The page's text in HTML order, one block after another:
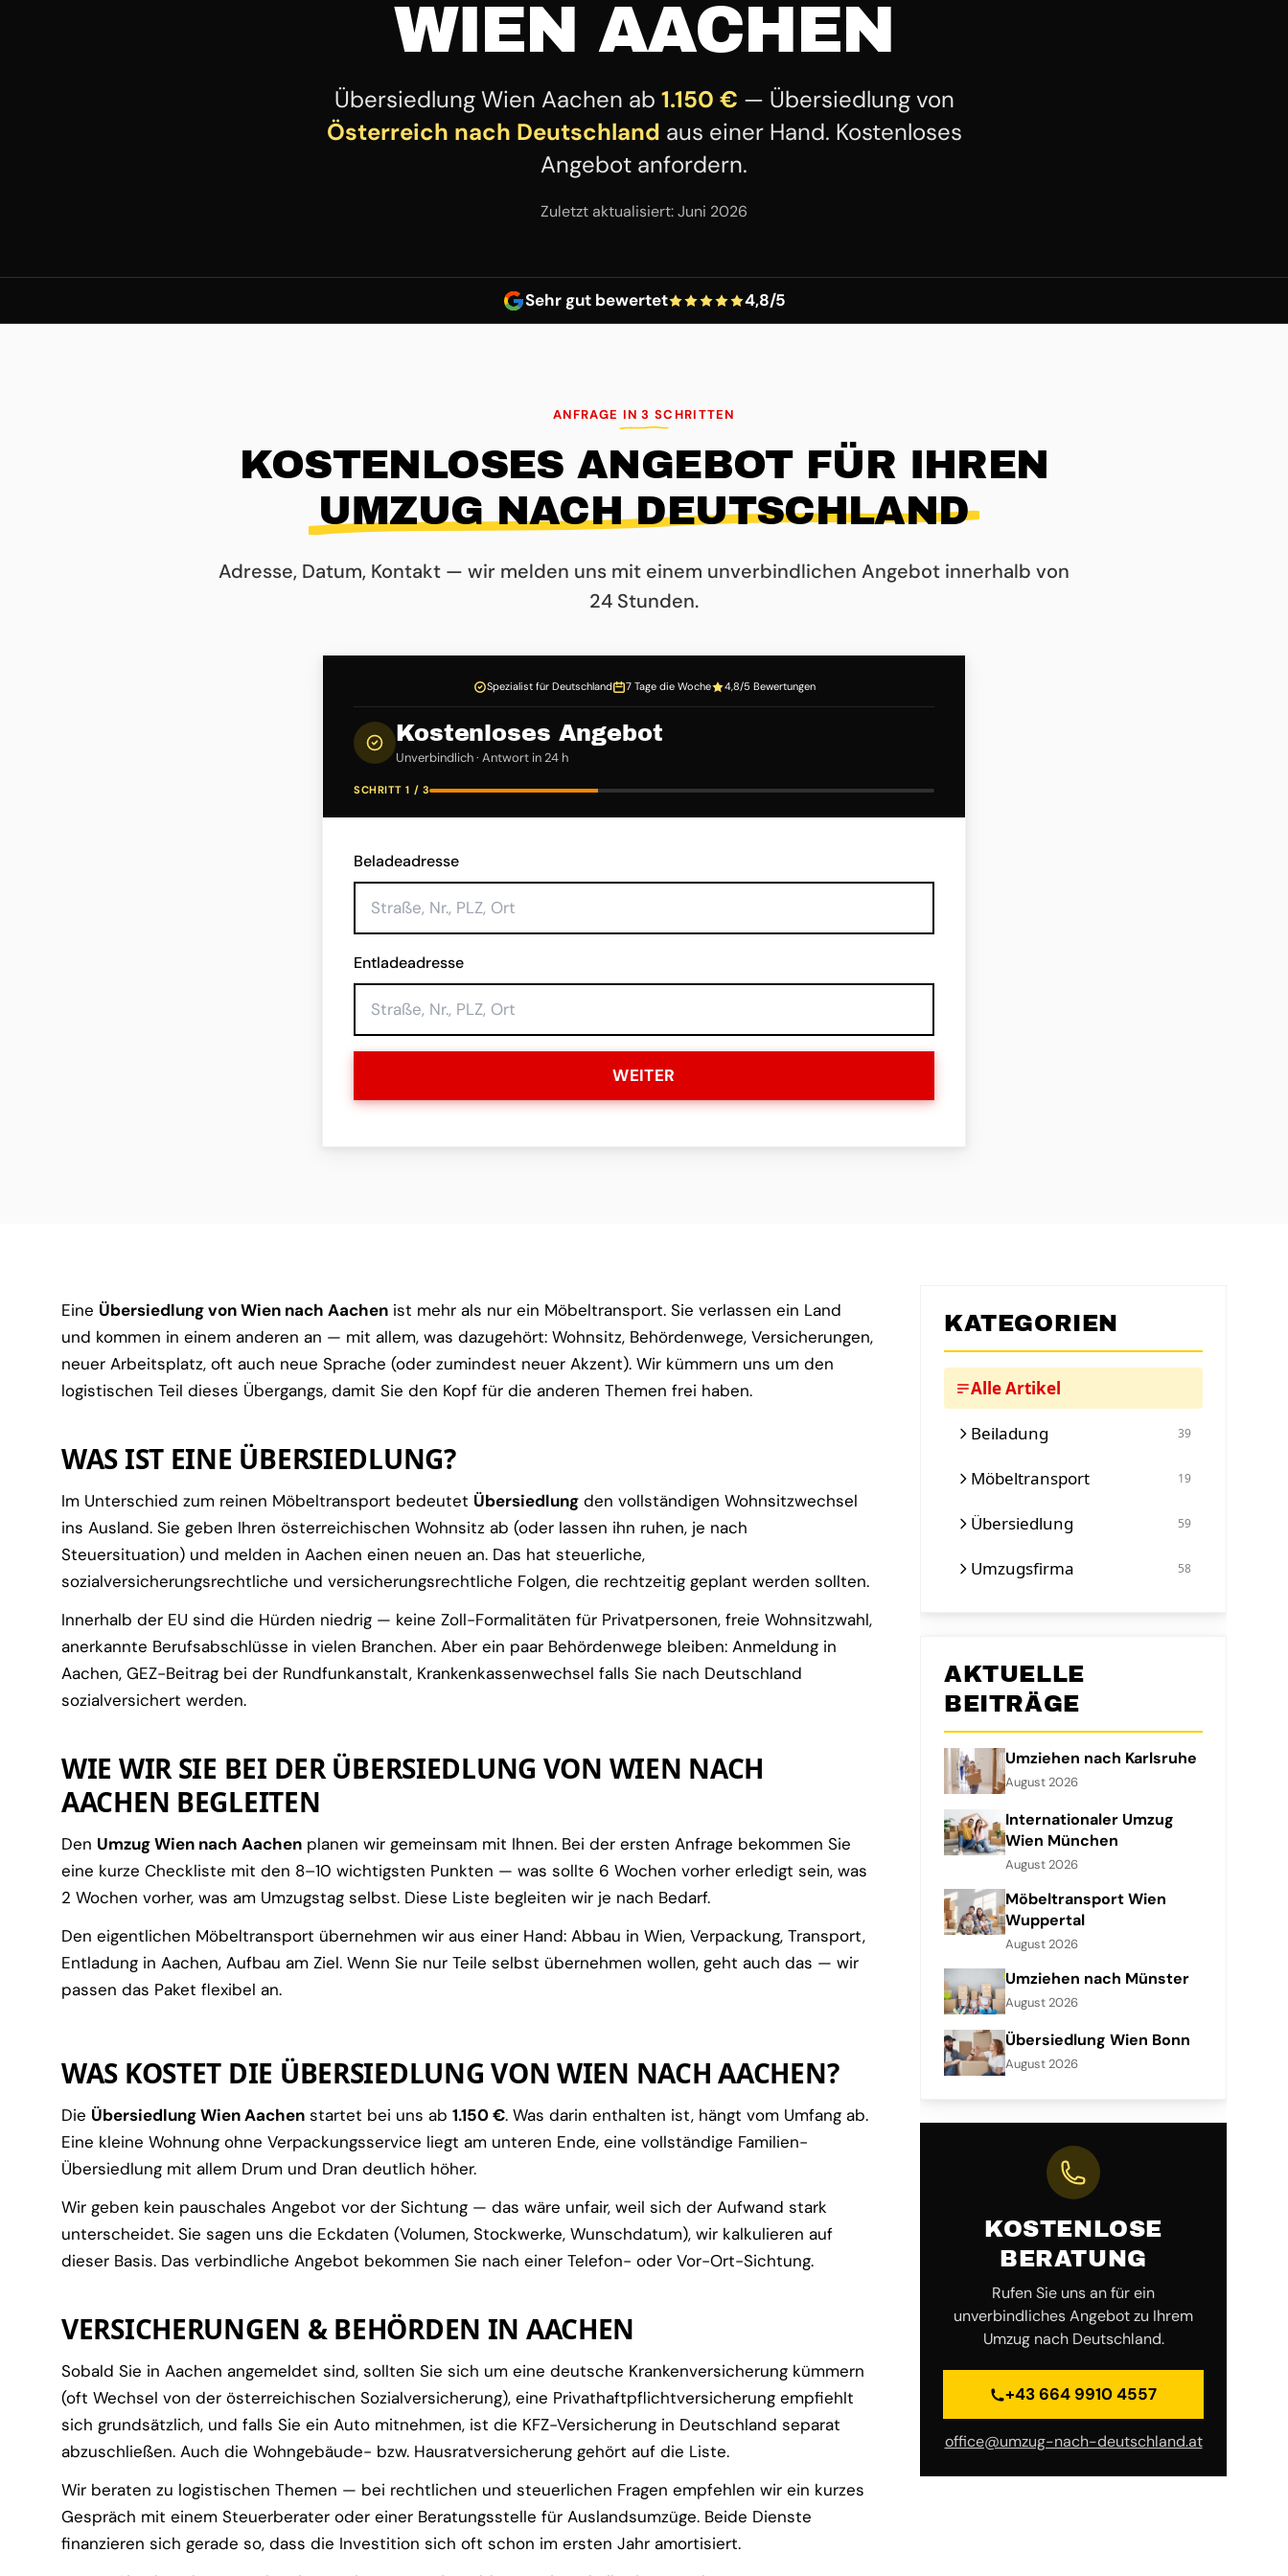
WIEN AACHEN
Übersiedlung Wien Aachen ab 1.150 € — Übersiedlung von
Österreich nach Deutschland aus einer Hand. Kostenloses
Angebot anfordern.
Zuletzt aktualisiert: Juni 2026
Sehr gut bewertet 4,8/5
ANFRAGE IN 3 SCHRITTEN
KOSTENLOSES ANGEBOT FÜR IHREN
UMZUG NACH DEUTSCHLAND
Adresse, Datum, Kontakt — wir melden uns mit einem unverbindlichen Angebot innerhalb von
24 Stunden.
Spezialist für Deutschland 7 Tage die Woche 4,8/5 Bewertungen
Kostenloses Angebot
Unverbindlich · Antwort in 24 h
SCHRITT 1 / 3
Beladeadresse
Entladeadresse
WEITER
Eine Übersiedlung von Wien nach Aachen ist mehr als nur ein Möbeltransport. Sie verlassen ein Land
und kommen in einem anderen an — mit allem, was dazugehört: Wohnsitz, Behördenwege, Versicherungen,
neuer Arbeitsplatz, oft auch neue Sprache (oder zumindest neuer Akzent). Wir kümmern uns um den
logistischen Teil dieses Übergangs, damit Sie den Kopf für die anderen Themen frei haben.
WAS IST EINE ÜBERSIEDLUNG?
Im Unterschied zum reinen Möbeltransport bedeutet Übersiedlung den vollständigen Wohnsitzwechsel
ins Ausland. Sie geben Ihren österreichischen Wohnsitz ab (oder lassen ihn ruhen, je nach
Steuersituation) und melden in Aachen einen neuen an. Das hat steuerliche,
sozialversicherungsrechtliche und versicherungsrechtliche Folgen, die rechtzeitig geplant werden sollten.
Innerhalb der EU sind die Hürden niedrig — keine Zoll-Formalitäten für Privatpersonen, freie Wohnsitzwahl,
anerkannte Berufsabschlüsse in vielen Branchen. Aber ein paar Behördenwege bleiben: Anmeldung in
Aachen, GEZ-Beitrag bei der Rundfunkanstalt, Krankenkassenwechsel falls Sie nach Deutschland
sozialversichert werden.
WIE WIR SIE BEI DER ÜBERSIEDLUNG VON WIEN NACH
AACHEN BEGLEITEN
Den Umzug Wien nach Aachen planen wir gemeinsam mit Ihnen. Bei der ersten Anfrage bekommen Sie
eine kurze Checkliste mit den 8–10 wichtigsten Punkten — was sollte 6 Wochen vorher erledigt sein, was
2 Wochen vorher, was am Umzugstag selbst. Diese Liste begleiten wir je nach Bedarf.
Den eigentlichen Möbeltransport übernehmen wir aus einer Hand: Abbau in Wien, Verpackung, Transport,
Entladung in Aachen, Aufbau am Ziel. Wenn Sie nur Teile selbst übernehmen wollen, geht auch das — wir
passen das Paket flexibel an.
WAS KOSTET DIE ÜBERSIEDLUNG VON WIEN NACH AACHEN?
Die Übersiedlung Wien Aachen startet bei uns ab 1.150 €. Was darin enthalten ist, hängt vom Umfang ab.
Eine kleine Wohnung ohne Verpackungsservice liegt am unteren Ende, eine vollständige Familien-
Übersiedlung mit allem Drum und Dran deutlich höher.
Wir geben kein pauschales Angebot vor der Sichtung — das wäre unfair, weil sich der Aufwand stark
unterscheidet. Sie sagen uns die Eckdaten (Volumen, Stockwerke, Wunschdatum), wir kalkulieren auf
dieser Basis. Das verbindliche Angebot bekommen Sie nach einer Telefon- oder Vor-Ort-Sichtung.
VERSICHERUNGEN & BEHÖRDEN IN AACHEN
Sobald Sie in Aachen angemeldet sind, sollten Sie sich um eine deutsche Krankenversicherung kümmern
(oft Wechsel von der österreichischen Sozialversicherung), eine Privathaftpflichtversicherung empfiehlt
sich grundsätzlich, und falls Sie ein Auto mitnehmen, ist die KFZ-Versicherung in Deutschland separat
abzuschließen. Auch die Wohngebäude- bzw. Hausratversicherung gehört auf die Liste.
Wir beraten zu logistischen Themen — bei rechtlichen und steuerlichen Fragen empfehlen wir ein kurzes
Gespräch mit einem Steuerberater oder einer Beratungsstelle für Auslandsumzüge. Beide Dienste
finanzieren sich gerade so, dass die Investition sich oft schon im ersten Jahr amortisiert.
KATEGORIEN
Alle Artikel
Beiladung 39
Möbeltransport 19
Übersiedlung 59
Umzugsfirma 58
AKTUELLE
BEITRÄGE
Umziehen nach Karlsruhe
August 2026
Internationaler Umzug
Wien München
August 2026
Möbeltransport Wien
Wuppertal
August 2026
Umziehen nach Münster
August 2026
Übersiedlung Wien Bonn
August 2026
KOSTENLOSE
BERATUNG
Rufen Sie uns an für ein
unverbindliches Angebot zu Ihrem
Umzug nach Deutschland.
+43 664 9910 4557
office@umzug-nach-deutschland.at